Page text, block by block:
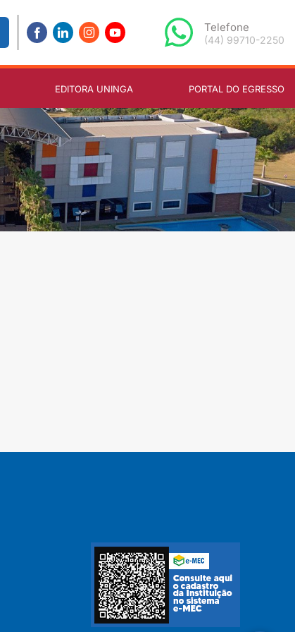
Telefone
(44) 99710-2250
EDITORA UNINGA PORTAL DO EGRESSO